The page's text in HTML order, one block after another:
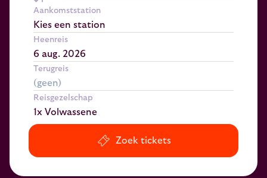
Aankomststation
Kies een station
Heenreis
Terugreis
Reisgezelschap
1x Volwassene
Zoek tickets